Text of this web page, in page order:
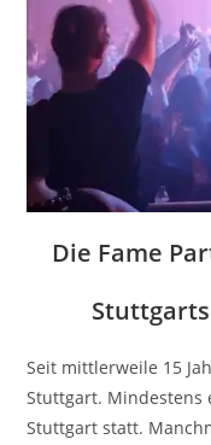
Die Fame
Seit mittlerweile 15
Stuttgart. Mindestens
Stuttgart statt.